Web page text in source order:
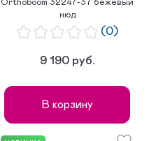
Orthoboom 32247-37 бежевый
нюд
(0)
9 190 руб.
В корзину